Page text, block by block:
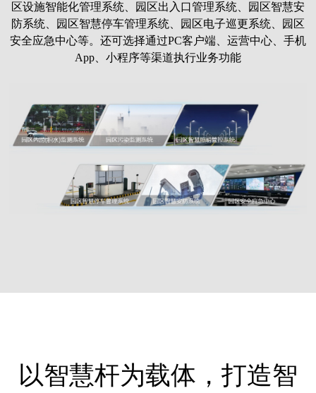
区设施智能化管理系统、园区出入口管理系统、园区智慧安
防系统、园区智慧停车管理系统、园区电子巡更系统、园区
安全应急中心等。还可选择通过PC客户端、运营中心、手机
App、小程序等渠道执行业务功能
以智慧杆为载体，打造智